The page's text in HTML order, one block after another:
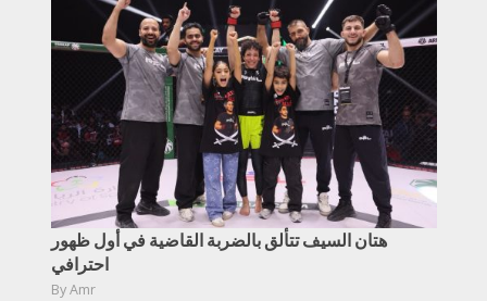
هتان السيف تتألق بالضربة القاضية في أول ظهور
احترافي
ByAmr